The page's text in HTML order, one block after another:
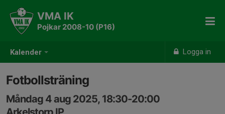
Kalender Logga in
VMA IK
Pojkar 2008-10 (P16)
Fotbollsträning
Måndag 4 aug 2025, 18:30-20:00